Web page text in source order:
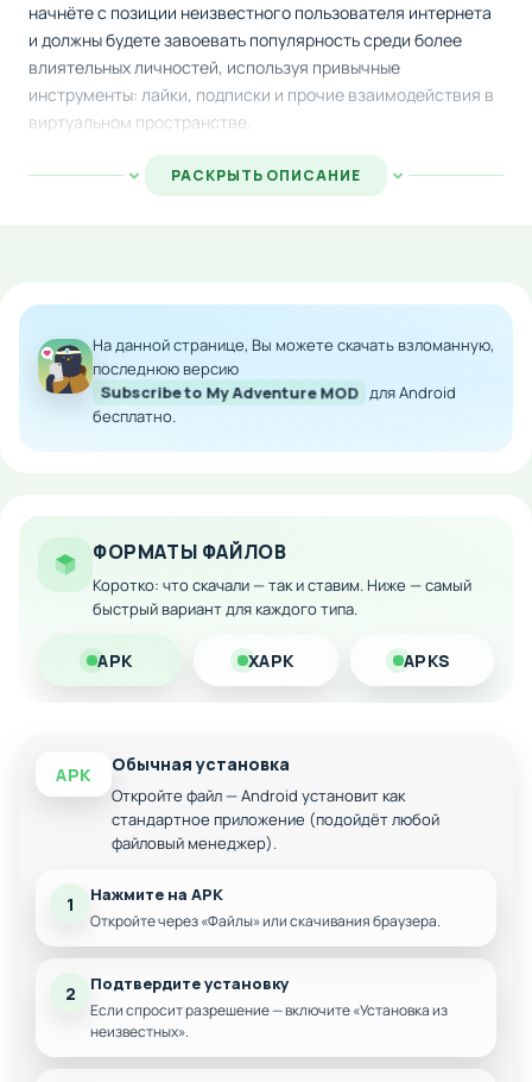
начнёте с позиции неизвестного пользователя интернета
и должны будете завоевать популярность среди более
влиятельных личностей, используя привычные
инструменты: лайки, подписки и прочие взаимодействия в
виртуальном пространстве.
Главная прелесть проекта заключается в создании
полноценного игрового универсума, насыщенного
этого живого мира, сталкиваться с врагами и решать
Особенности мода:
Неограниченное количество валюты в игре
Быстрая прокачка репутации и популярности
Скачайте модифицированную версию Subscribe to My
Adventure на свой Android-смартфон и получите максимум
удовольствия от геймплея без ограничений!
РАСКРЫТЬ ОПИСАНИЕ
На данной странице, Вы можете скачать взломанную,
последнюю версию
Subscribe to My Adventure MOD для Android
бесплатно.
ФОРМАТЫ ФАЙЛОВ
Коротко: что скачали — так и ставим. Ниже — самый
быстрый вариант для каждого типа.
APK XAPK APKS
APK Обычная установка
Откройте файл — Android установит как
стандартное приложение (подойдёт любой
файловый менеджер).
1 Нажмите на APK
Откройте через «Файлы» или скачивания браузера.
2 Подтвердите установку
Если спросит разрешение — включите «Установка из
неизвестных».